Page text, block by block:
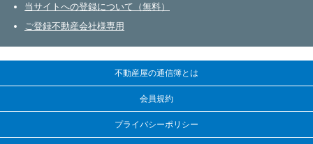
当サイトへの登録について（無料）
ご登録不動産会社様専用
不動産屋の通信簿とは
会員規約
プライバシーポリシー